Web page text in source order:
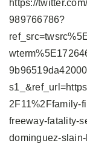
https://
989766786?
2F11%2Ffamily-
freeway-fatality-
dominguez-